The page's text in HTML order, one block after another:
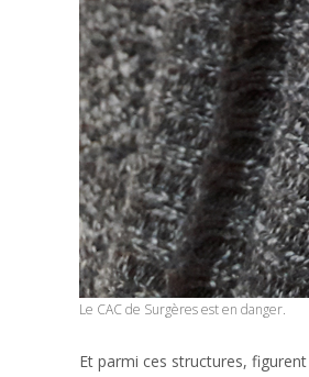
Le CAC de Surgères est en danger.
Et parmi ces structures,